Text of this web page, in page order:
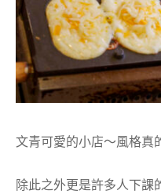
文青可愛的小店～風格真
除此之外更是許多人下課